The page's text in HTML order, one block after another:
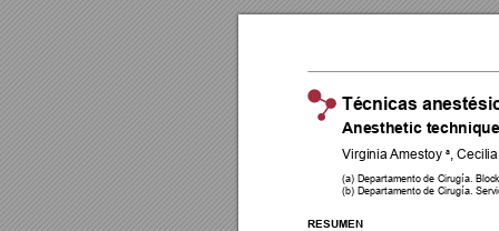
RESUMEN
Técnicas
Anesthetic
Virginia Amestoy a,
(a) Departamento de Cirugía.
(b) Departamento de Cirugía.